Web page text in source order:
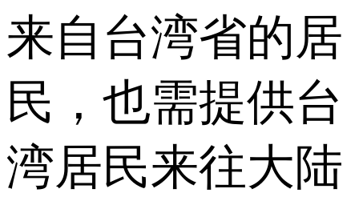
来自台湾省的居
民，也需提供台
湾居民来往大陆